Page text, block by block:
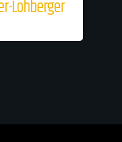
Lohberger